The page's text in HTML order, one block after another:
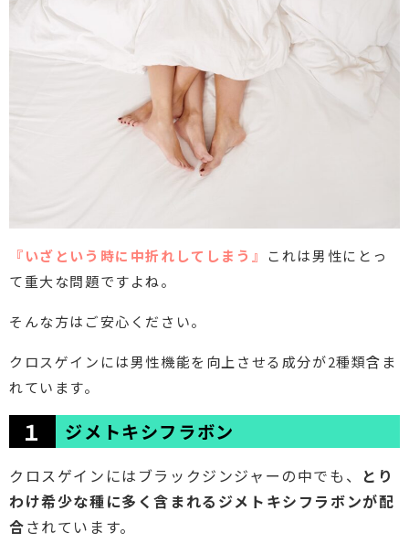
『いざという時に中折れしてしまう』 これは男性にとっ
て重大な問題ですよね。
そんな方はご安心ください。
クロスゲインには男性機能を向上させる成分が2種類含ま
れています。
１ ジメトキシフラボン
クロスゲインにはブラックジンジャーの中でも、 とり
わけ希少な種に多く含まれるジメトキシフラボンが配
合されています。